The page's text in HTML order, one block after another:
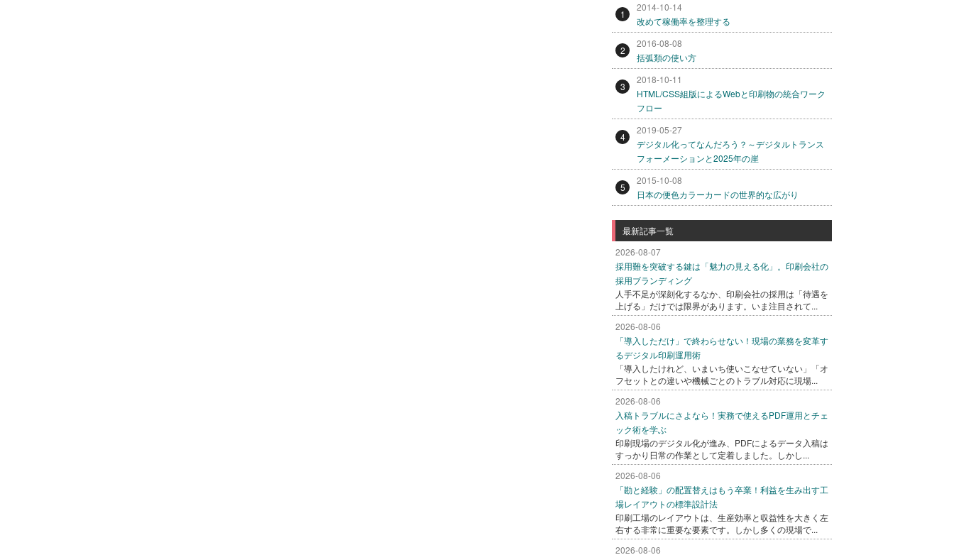
1
2014-10-14
改めて稼働率を整理する
2
2016-08-08
括弧類の使い方
3
2018-10-11
HTML/CSS組版によるWebと印刷物の統合ワーク
フロー
4
2019-05-27
デジタル化ってなんだろう？～デジタルトランス
フォーメーションと2025年の崖
5
2015-10-08
日本の便色カラーカードの世界的な広がり
最新記事一覧
2026-08-07
採用難を突破する鍵は「魅力の見える化」。印刷会社の
採用ブランディング
人手不足が深刻化するなか、印刷会社の採用は「待遇を
上げる」だけでは限界があります。いま注目されて...
2026-08-06
「導入しただけ」で終わらせない！現場の業務を変革す
るデジタル印刷運用術
「導入したけれど、いまいち使いこなせていない」「オ
フセットとの違いや機械ごとのトラブル対応に現場...
2026-08-06
入稿トラブルにさよなら！実務で使えるPDF運用とチェ
ック術を学ぶ
印刷現場のデジタル化が進み、PDFによるデータ入稿は
すっかり日常の作業として定着しました。しかし...
2026-08-06
「勘と経験」の配置替えはもう卒業！利益を生み出す工
場レイアウトの標準設計法
印刷工場のレイアウトは、生産効率と収益性を大きく左
右する非常に重要な要素です。しかし多くの現場で...
2026-08-06